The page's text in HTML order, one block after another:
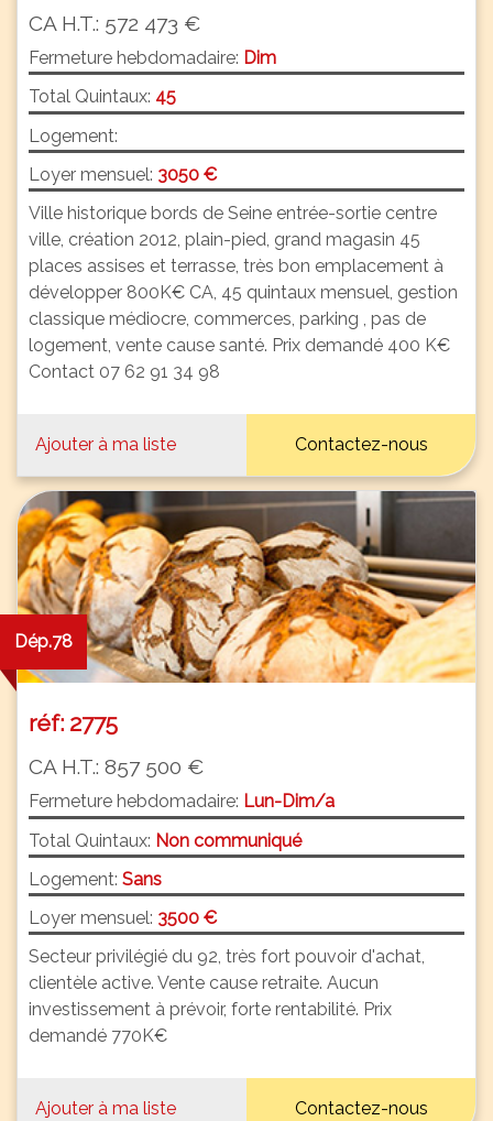
CA H.T.: 572 473 €
Fermeture hebdomadaire: Dim
Total Quintaux: 45
Logement:
Loyer mensuel: 3050 €
Ville historique bords de Seine entrée-sortie centre
ville, création 2012, plain-pied, grand magasin 45
places assises et terrasse, très bon emplacement à
développer 800K€ CA, 45 quintaux mensuel, gestion
classique médiocre, commerces, parking , pas de
logement, vente cause santé. Prix demandé 400 K€
Contact 07 62 91 34 98
Ajouter à ma liste Contactez-nous
Dép.78
réf: 2775
CA H.T.: 857 500 €
Fermeture hebdomadaire: Lun-Dim/a
Total Quintaux: Non communiqué
Logement: Sans
Loyer mensuel: 3500 €
Secteur privilégié du 92, très fort pouvoir d'achat,
clientèle active. Vente cause retraite. Aucun
investissement à prévoir, forte rentabilité. Prix
demandé 770K€
Ajouter à ma liste Contactez-nous